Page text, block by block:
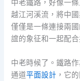
中老鐵路，好像一
越江河溪流，將中
僅僅是一條連接兩
誼的象征和一起配合
中老時候了。鐵路
通道平面設計 ，它